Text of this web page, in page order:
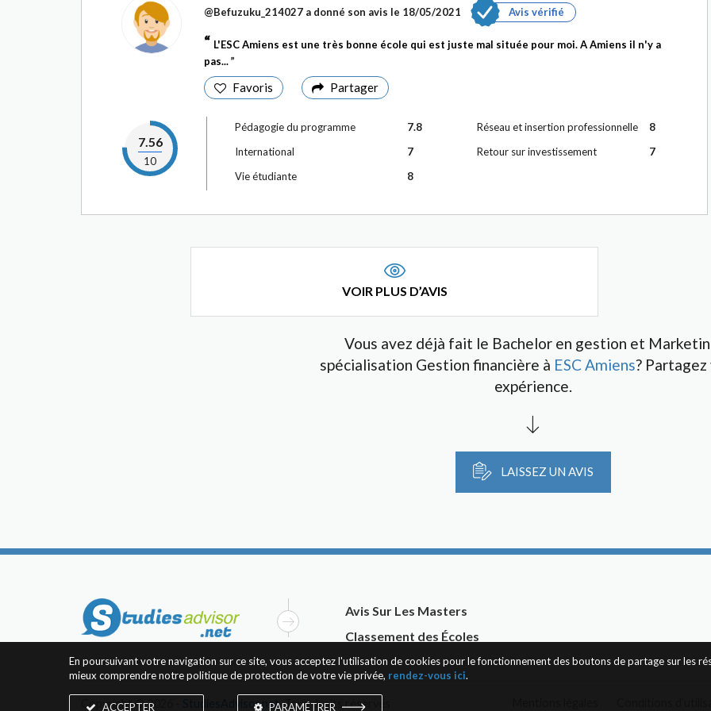
@Befuzuku_214027 a donné son avis le 18/05/2021 Avis vérifié
L'ESC Amiens est une très bonne école qui est juste mal située pour moi. A Amiens il n'y a
pas...
Favoris Partager
7.56
10
Pédagogie du programme
7.8
International
7
Vie étudiante
8
Réseau et insertion professionnelle
8
Retour sur investissement
7
VOIR PLUS D’AVIS
Vous avez déjà fait le Bachelor en gestion et
spécialisation Gestion financière à ESC Amiens?
expérience.
LAISSEZ UN AVIS
Avis Sur Les Masters
Classement des Écoles
Copyright © 2026 - StudiesAdvisor.net. Tous droits réservés
En poursuivant votre navigation sur ce site, vous acceptez l'utilisation de cookies pour le fonctionnement des boutons de partage sur les
mieux comprendre notre politique de protection de votre vie privée, rendez-vous ici.
ACCEPTER PARAMÉTRER